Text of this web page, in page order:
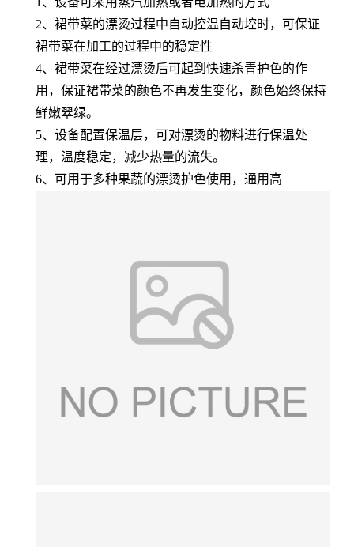
2、裙带菜的漂烫过程中自动控温自动埪时，可保证
裙带菜在加工的过程中的稳定性
4、裙带菜在经过漂烫后可起到快速杀青护色的作
用，保证裙带菜的颜色不再发生变化，颜色始终保持
鲜嫩翠绿。
5、设备配置保温层，可对漂烫的物料进行保温处
理，温度稳定，减少热量的流失。
6、可用于多种果蔬的漂烫护色使用，通用高